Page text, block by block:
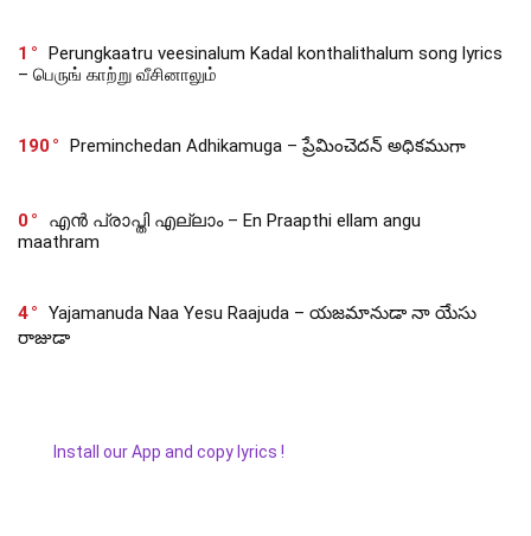
1
Perungkaatru veesinalum Kadal konthalithalum song lyrics
– பெருங் காற்று வீசினாலும்
190 Preminchedan Adhikamuga – ప్రేమించెదన్ అధికముగా
0
എൻ പ്രാപ്തി എല്ലാം – En Praapthi ellam angu
maathram
4
Yajamanuda Naa Yesu Raajuda – యజమానుడా నా యేసు
రాజుడా
Install our App and copy lyrics !